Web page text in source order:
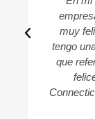
muy
tengo
que